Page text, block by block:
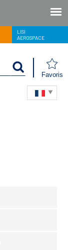
LISI
AEROSPACE
Favoris